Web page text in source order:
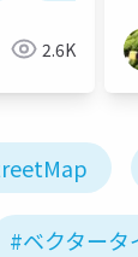
2.6K
#ベクタータ